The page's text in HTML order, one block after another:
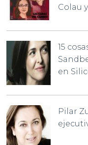
Colau
15
en
Pilar